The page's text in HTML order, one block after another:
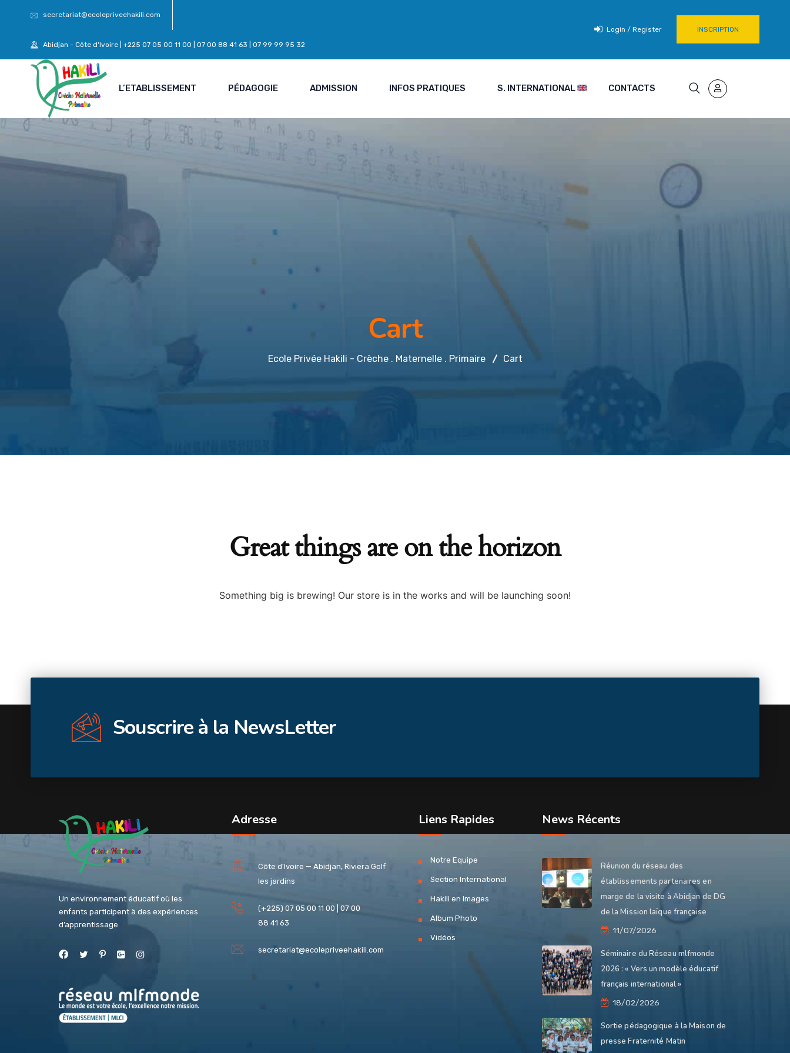
secretariat@ecolepriveehakili.com
Abidjan - Côte d'Ivoire | +225 07 05 00 11 00 | 07 00 88 41 63 | 07 99 99 95 32
Login / Register INSCRIPTION
L’ETABLISSEMENT PÉDAGOGIE ADMISSION INFOS PRATIQUES S. INTERNATIONAL CONTACTS
Cart
Ecole Privée Hakili - Crèche . Maternelle . Primaire Cart
Great things are on the horizon
Something big is brewing! Our store is in the works and will be launching soon!
Souscrire à la NewsLetter
Un environnement éducatif où les
enfants participent à des expériences
d’apprentissage.
Adresse
Côte d'Ivoire — Abidjan, Riviera Golf
les jardins
(+225) 07 05 00 11 00 | 07 00
88 41 63
secretariat@ecolepriveehakili.com
Liens Rapides
Notre Equipe
Section International
Hakili en Images
Album Photo
Vidéos
News Récents
Réunion du réseau des
établissements partenaires en
marge de la visite à Abidjan de DG
de la Mission laïque française
11/07/2026
Séminaire du Réseau mlfmonde
2026 : « Vers un modèle éducatif
français international »
18/02/2026
Sortie pédagogique à la Maison de
presse Fraternité Matin